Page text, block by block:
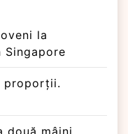
la
proporții.